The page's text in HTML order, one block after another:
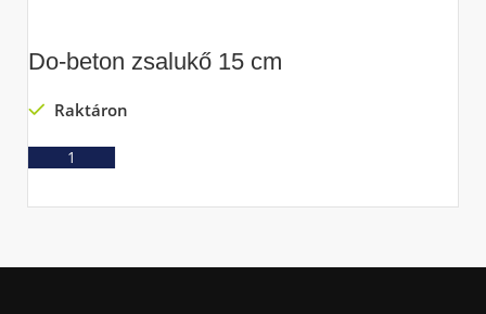
Do-beton zsalukő 15 cm
Raktáron